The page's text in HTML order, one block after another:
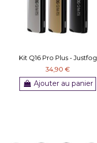
Kit Q16 Pro Plus - Justfog
34,90 €
Ajouter au panier